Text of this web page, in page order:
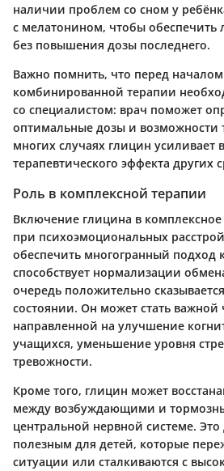
наличии проблем со сном у
с мелатонином, чтобы обеспечить
без повышения дозы последнего.
Важно помнить, что перед
комбинированной терапии
со специалистом: врач поможет
оптимальные дозы и возможности
многих случаях глицин усиливает
терапевтического эффекта других
Роль в комплексной терапии
Включение глицина в
при психоэмоциональных
обеспечить многогранный подход
способствует нормализации
очередь положительно
состоянии. Он может стать важной
направленной на улучшение
учащихся, уменьшение уровня
тревожности.
Кроме того, глицин может
между возбуждающими и
центральной нервной системе. Это
полезным для детей, которые
ситуации или сталкиваются с